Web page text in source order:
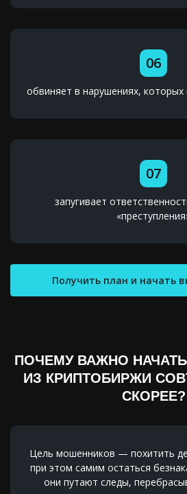
06
обвиняет в нарушениях,
07
запугивает
Получить план и начать
ПОЧЕМУ ВАЖНО
ИЗ КРИПТОБИРЖИ
СКОРЕЕ?
Цель мошенников — похитить
при этом самим остаться
они путают следы,